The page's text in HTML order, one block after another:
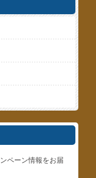
ペーン情報をお届